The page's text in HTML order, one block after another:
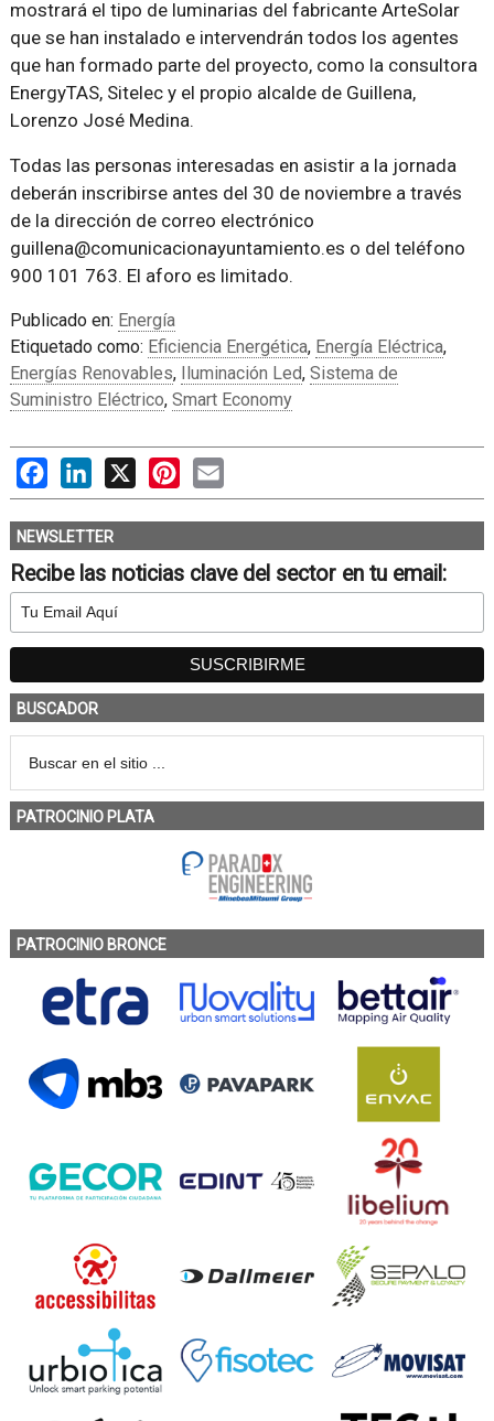
mostrará el tipo de luminarias del fabricante ArteSolar
que se han instalado e intervendrán todos los agentes
que han formado parte del proyecto, como la consultora
EnergyTAS, Sitelec y el propio alcalde de Guillena,
Lorenzo José Medina.
Todas las personas interesadas en asistir a la jornada
deberán inscribirse antes del 30 de noviembre a través
de la dirección de correo electrónico
guillena@comunicacionayuntamiento.es o del teléfono
900 101 763. El aforo es limitado.
Publicado en: Energía
Etiquetado como: Eficiencia Energética, Energía Eléctrica,
Energías Renovables, Iluminación Led, Sistema de
Suministro Eléctrico, Smart Economy
FacebookLinkedIn
X PinterestEmail
NEWSLETTER
Recibe las noticias clave del sector en tu email:
BUSCADOR
PATROCINIO PLATA
PATROCINIO BRONCE